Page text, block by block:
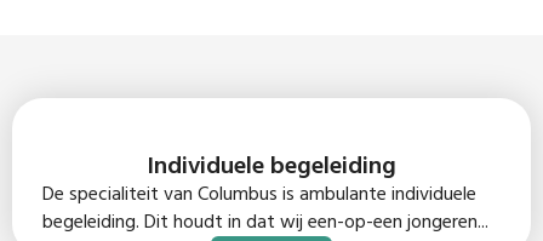
Individuele begeleiding
De specialiteit van Columbus is ambulante individuele
begeleiding. Dit houdt in dat wij een-op-een jongeren...